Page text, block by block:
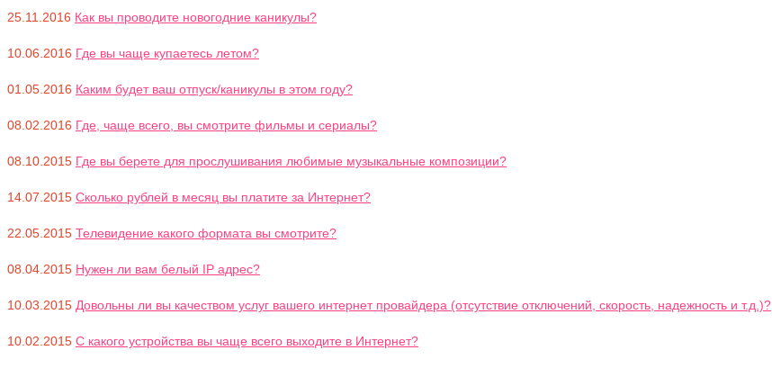
25.11.2016 Как вы проводите новогодние каникулы?
10.06.2016 Где вы чаще купаетесь летом?
01.05.2016 Каким будет ваш отпуск/каникулы в этом году?
08.02.2016 Где, чаще всего, вы смотрите фильмы и сериалы?
08.10.2015 Где вы берете для прослушивания любимые музыкальные композиции?
14.07.2015 Сколько рублей в месяц вы платите за Интернет?
22.05.2015 Телевидение какого формата вы смотрите?
08.04.2015 Нужен ли вам белый IP адрес?
10.03.2015 Довольны ли вы качеством услуг вашего интернет провайдера (отсутствие отключений, скорость, надежность и т.д.)?
10.02.2015 С какого устройства вы чаще всего выходите в Интернет?